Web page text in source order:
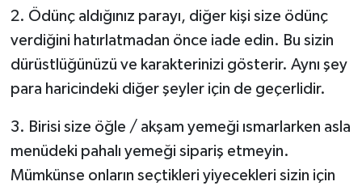
2. Ödünç aldığınız parayı, diğer kişi size ödünç
verdiğini hatırlatmadan önce iade edin. Bu sizin
dürüstlüğünüzü ve karakterinizi gösterir. Aynı şey
para haricindeki diğer şeyler için de geçerlidir.
3. Birisi size öğle / akşam yemeği ısmarlarken asla
menüdeki pahalı yemeği sipariş etmeyin.
Mümkünse onların seçtikleri yiyecekleri sizin için